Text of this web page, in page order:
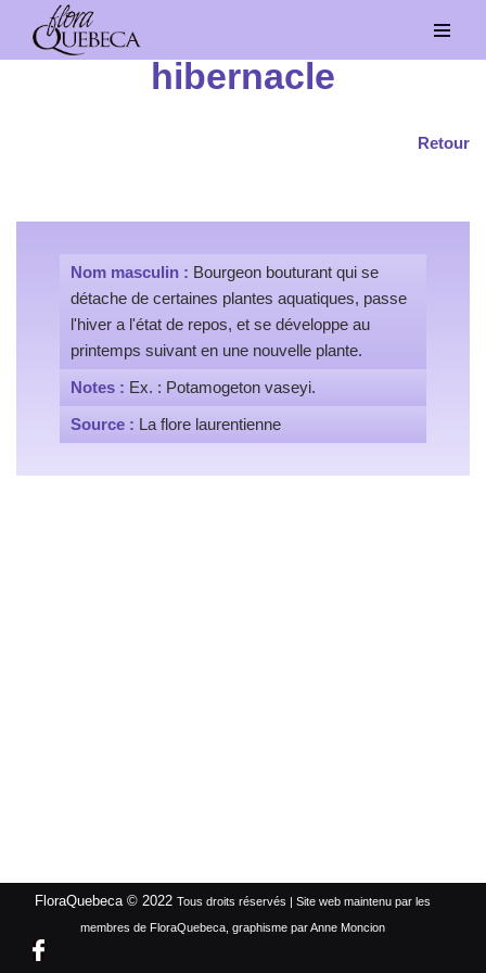
Aller
hibernacle
Retour
Nom masculin : Bourgeon bouturant qui se
détache de certaines plantes aquatiques, passe
l'hiver a l'état de repos, et se développe au
printemps suivant en une nouvelle plante.
Notes : Ex. : Potamogeton vaseyi.
Source : La flore laurentienne
FloraQuebeca © 2022 Tous droits réservés | Site web maintenu par les
membres de FloraQuebeca, graphisme par Anne Moncion